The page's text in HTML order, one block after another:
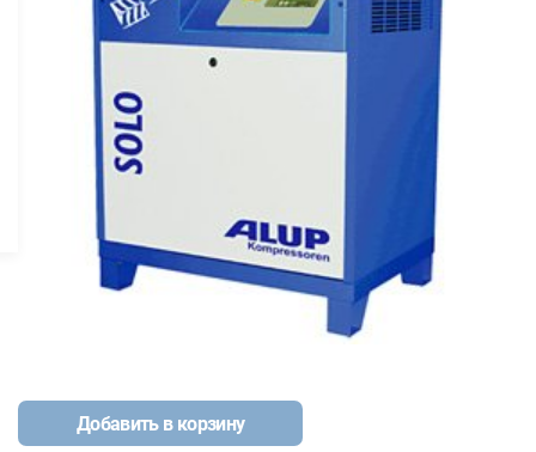
Добавить в корзину